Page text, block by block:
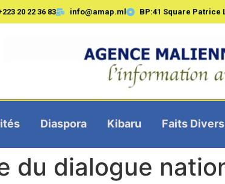
20 22 36 83 info@amap.ml BP:41 Square Patrice
Diaspora Kibaru Faits Divers
du dialogue